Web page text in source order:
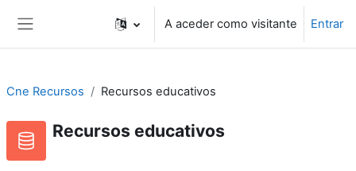
A aceder como visitante Entrar
Cne Recursos Recursos educativos
Recursos educativos